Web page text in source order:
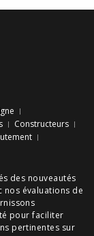
Constructeurs
des nouveautés
nos évaluations de
pour faciliter
pertinentes sur